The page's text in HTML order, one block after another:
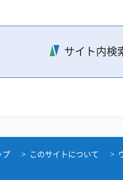
サイト内検
プ このサイトについて